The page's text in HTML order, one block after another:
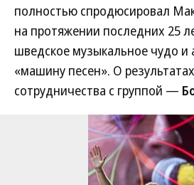
полностью спродюсировал
на протяжении последних 25
шведское музыкальное чудо и
«машину песен». О
сотрудничества с группой —